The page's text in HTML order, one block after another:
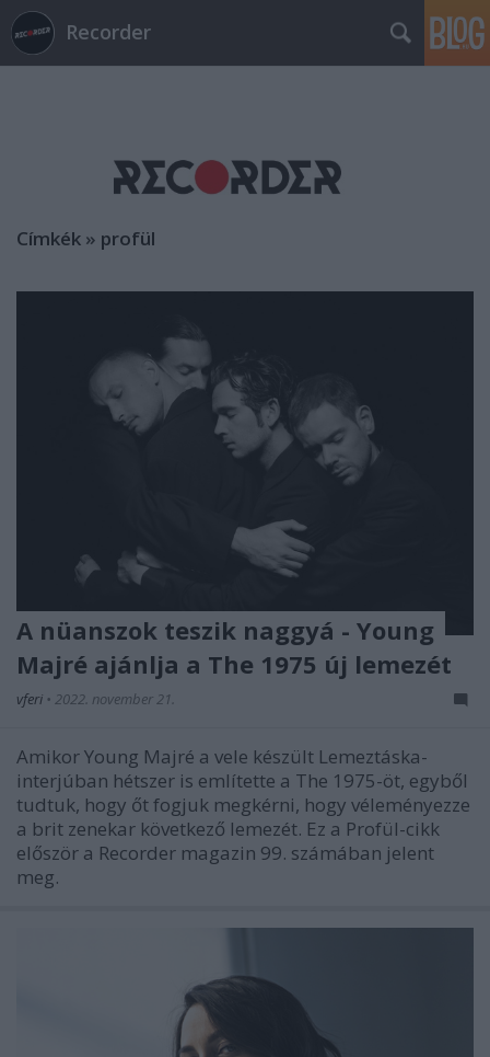
Recorder
Címkék » profül
A nüanszok teszik naggyá - Young
Majré ajánlja a The 1975 új lemezét
vferi • 2022. november 21.
Amikor Young Majré a vele készült Lemeztáska-
interjúban hétszer is említette a The 1975-öt, egyből
tudtuk, hogy őt fogjuk megkérni, hogy véleményezze
a brit zenekar következő lemezét. Ez a Profül-cikk
először a Recorder magazin 99. számában jelent
meg.